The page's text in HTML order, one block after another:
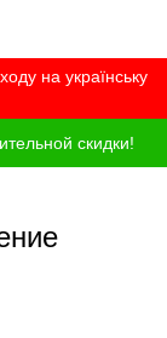
на українську
скидки!